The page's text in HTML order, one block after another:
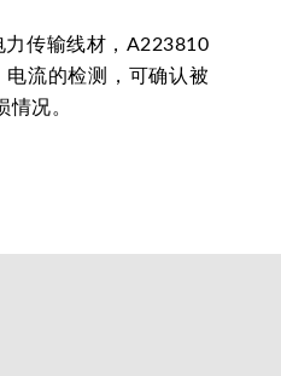
力传输线材，A223810
流的检测，可确认被
情况。